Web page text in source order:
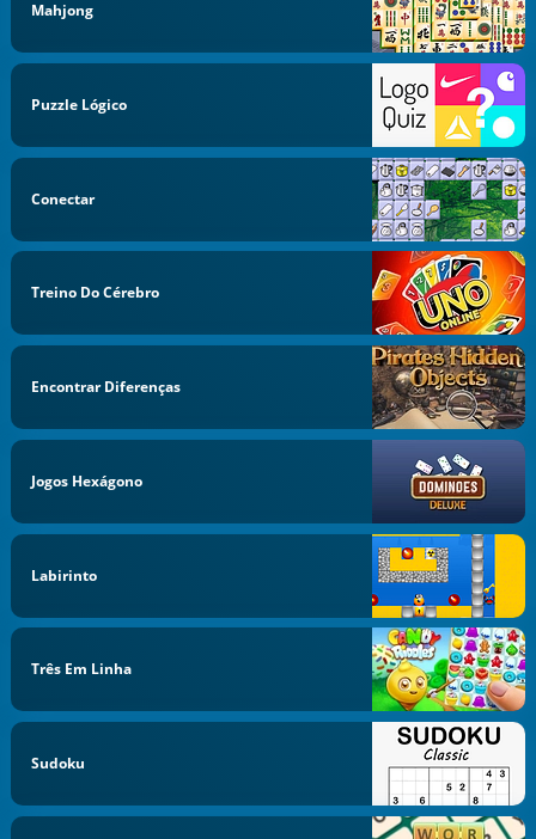
Mahjong
Puzzle Lógico
Conectar
Treino Do Cérebro
Encontrar Diferenças
Jogos Hexágono
Labirinto
Três Em Linha
Sudoku